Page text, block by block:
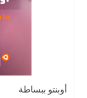
أوبنتو ببساطة